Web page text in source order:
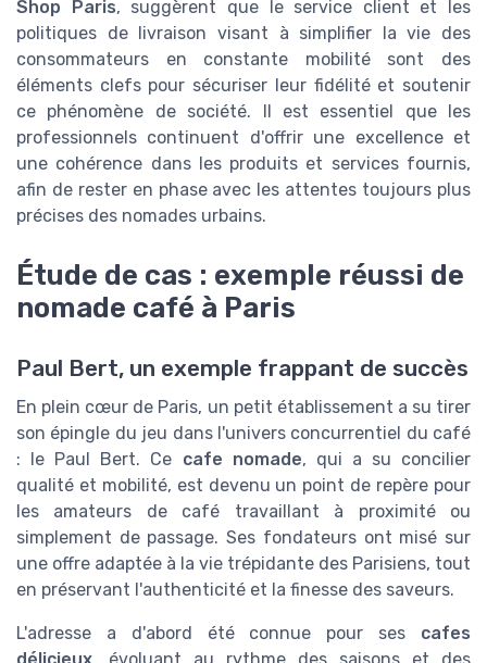
Shop Paris, suggèrent que le service client et les
politiques de livraison visant à simplifier la vie des
consommateurs en constante mobilité sont des
éléments clefs pour sécuriser leur fidélité et soutenir
ce phénomène de société. Il est essentiel que les
professionnels continuent d'offrir une excellence et
une cohérence dans les produits et services fournis,
afin de rester en phase avec les attentes toujours plus
précises des nomades urbains.
Étude de cas : exemple réussi de
nomade café à Paris
Paul Bert, un exemple frappant de succès
En plein cœur de Paris, un petit établissement a su tirer
son épingle du jeu dans l'univers concurrentiel du café
: le Paul Bert. Ce cafe nomade, qui a su concilier
qualité et mobilité, est devenu un point de repère pour
les amateurs de café travaillant à proximité ou
simplement de passage. Ses fondateurs ont misé sur
une offre adaptée à la vie trépidante des Parisiens, tout
en préservant l'authenticité et la finesse des saveurs.
L'adresse a d'abord été connue pour ses cafes
délicieux , évoluant au rythme des saisons et des